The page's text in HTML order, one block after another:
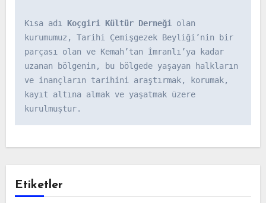
Kısa adı Koçgiri Kültür Derneği olan
kurumumuz, Tarihi Çemişgezek Beyliği’nin bir
parçası olan ve Kemah’tan İmranlı’ya kadar
uzanan bölgenin, bu bölgede yaşayan halkların
ve inançların tarihini araştırmak, korumak,
kayıt altına almak ve yaşatmak üzere
kurulmuştur.
Etiketler